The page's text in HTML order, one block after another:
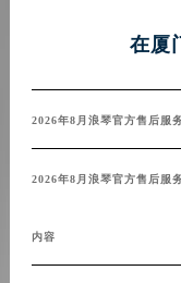
在厦
2026年8月浪琴官方售后服
2026年8月浪琴官方售后服
内容